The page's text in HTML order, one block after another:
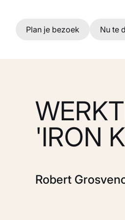
Ga naar hoofdinhoud
Plan je bezoek Nu te
'IRON
Robert